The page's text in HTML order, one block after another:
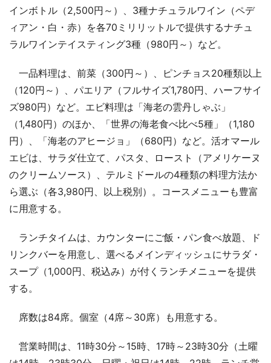
インボトル（2,500円～）、3種ナチュラルワイン（ペデ
ィアン・白・赤）を各70ミリリットルで提供するナチュ
ラルワインテイスティング3種（980円～）など。
一品料理は、前菜（300円～）、ピンチョス20種類以上
（120円～）、パエリア（フルサイズ1,780円、ハーフサイ
ズ980円）など。エビ料理は「海老の雲丹しゃぶ」
（1,480円）のほか、「世界の海老食べ比べ5種」（1,180
円）、「海老のアヒージョ」（680円）など。活オマール
エビは、サラダ仕立て、パスタ、ロースト（アメリケーヌ
のクリームソース）、テルミドールの4種類の料理方法か
ら選ぶ（各3,980円、以上税別）。コースメニューも豊富
に用意する。
ランチタイムは、カウンターにご飯・パン食べ放題、ド
リンクバーを用意し、選べるメインディッシュにサラダ・
スープ（1,000円、税込み）が付くランチメニューを提供
する。
席数は84席。個室（4席～30席）も用意する。
営業時間は、11時30分～15時、17時～23時30分（土曜